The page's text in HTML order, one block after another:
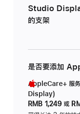
Studio
的支架
是否要添加
AppleCare+ 服
Display)
RMB 1,249 或